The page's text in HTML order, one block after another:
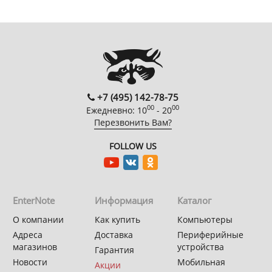
+7 (495) 142-78-75
Ежедневно: 1000 - 2000
Перезвонить Вам?
FOLLOW US
EnterNote
О компании
Адреса
магазинов
Новости
Информация
Как купить
Доставка
Гарантия
Акции
Каталог
Компьютеры
Периферийные
устройства
Мобильная